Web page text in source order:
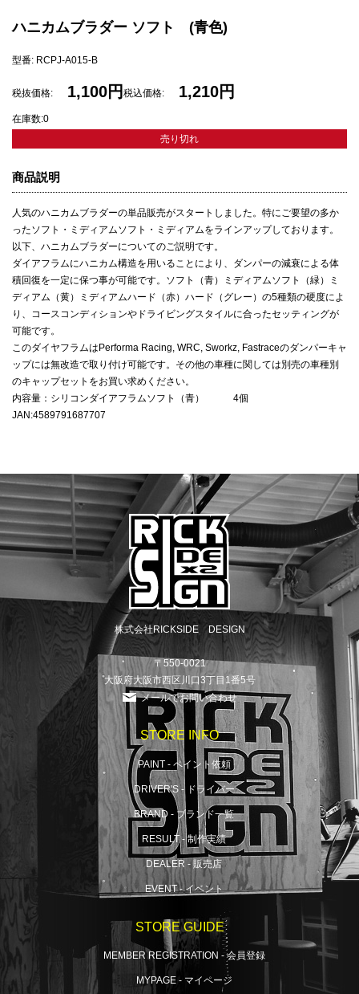
ハニカムブラダー ソフト (青色)
型番: RCPJ-A015-B
税抜価格: 1,100円 税込価格: 1,210円
在庫数:0
売り切れ
商品説明
人気のハニカムブラダーの単品販売がスタートしました。特にご要望の多か
ったソフト・ミディアムソフト・ミディアムをラインアップしております。
以下、ハニカムブラダーについてのご説明です。
ダイアフラムにハニカム構造を用いることにより、ダンパーの減衰による体
積回復を一定に保つ事が可能です。ソフト（青）ミディアムソフト（緑）ミ
ディアム（黄）ミディアムハード（赤）ハード（グレー）の5種類の硬度によ
り、コースコンディションやドライビングスタイルに合ったセッティングが
可能です。
このダイヤフラムはPerforma Racing, WRC, Sworkz, Fastraceのダンパーキャ
ップには無改造で取り付け可能です。その他の車種に関しては別売の車種別
のキャップセットをお買い求めください。
内容量：シリコンダイアフラムソフト（青） 4個
JAN:4589791687707
株式会社RICKSIDE DESIGN
〒550-0021
大阪府大阪市西区川口3丁目1番5号
メールでお問い合わせ
STORE INFO
PAINT - ペイント依頼
DRIVER'S - ドライバー
BRAND - ブランド一覧
RESULT - 制作実績
DEALER - 販売店
EVENT - イベント
STORE GUIDE
MEMBER REGISTRATION - 会員登録
MYPAGE - マイページ